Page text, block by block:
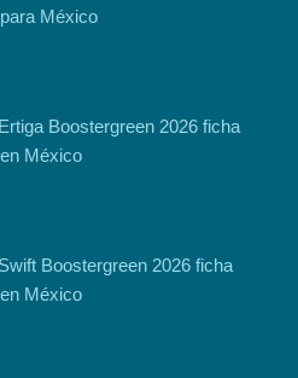
México
Boostergreen 2026 ficha
México
Boostergreen 2026 ficha
México